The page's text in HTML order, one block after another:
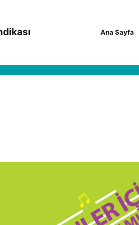
Ana Sayfa